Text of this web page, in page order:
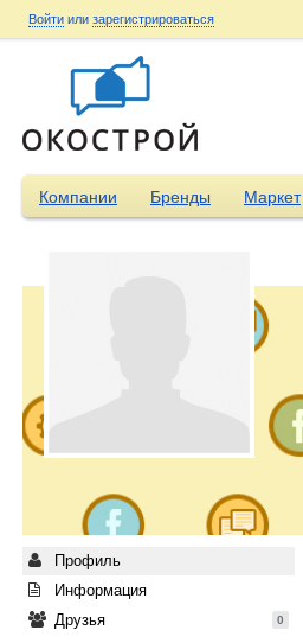
Войти или зарегистрироваться
Компании Бренды Маркет
Профиль
Информация
Друзья
0